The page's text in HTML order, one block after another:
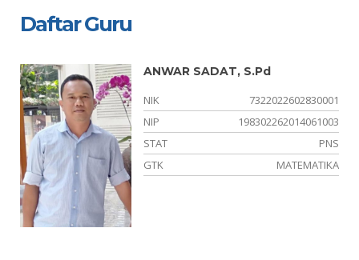
Daftar Guru
ANWAR SADAT, S.Pd
NIK
7322022602830001
NIP
198302262014061003
STAT
PNS
GTK
MATEMATIKA